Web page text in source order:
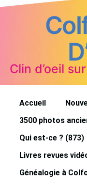
Clin d’oeil
Accueil
3500 photos
Qui est-ce ? (873)
Livres revues
Généalogie à